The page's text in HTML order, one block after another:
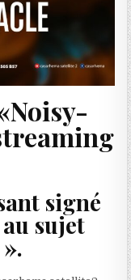
signé
sujet